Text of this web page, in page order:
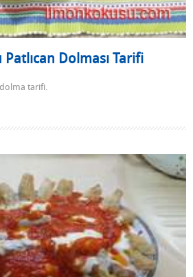
Dolması Tarifi
tarifi.